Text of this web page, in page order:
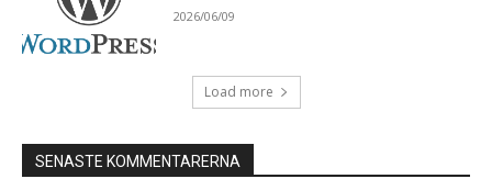
2026/06/09
Load more
SENASTE KOMMENTARERNA